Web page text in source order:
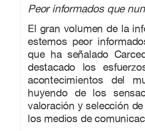
Peor informados que
El gran volumen de la
estemos peor
que ha señalado
destacado los
acontecimientos del
huyendo de los
valoración y selección
los medios de